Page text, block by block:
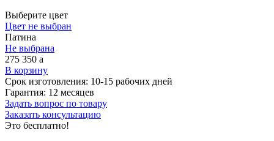
Выберите цвет
Цвет не выбран
Патина
Не выбрана
275 350 a
В корзину
Срок изготовления: 10-15 рабочих дней
Гарантия: 12 месяцев
Задать вопрос по товару
Заказать консультацию
Это бесплатно!